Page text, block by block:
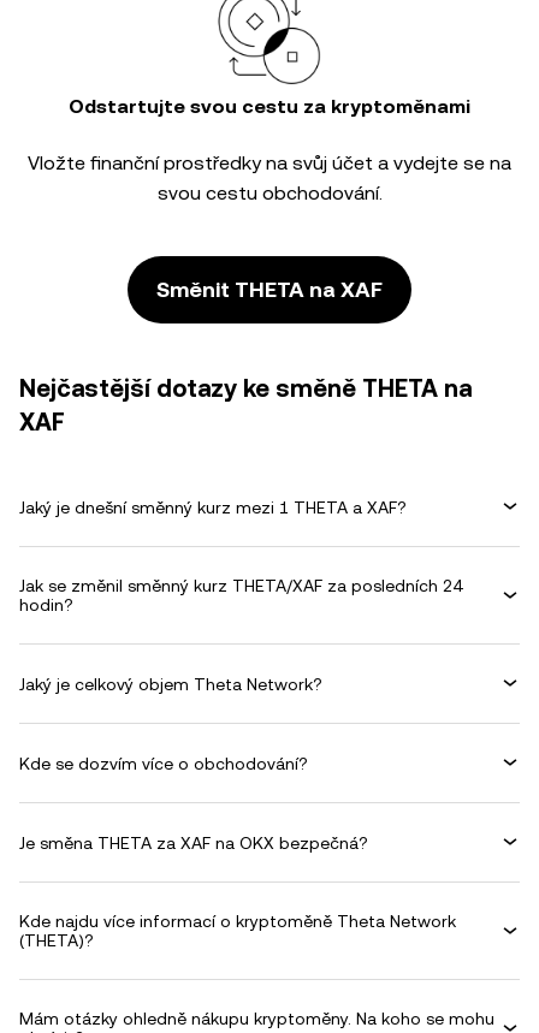
Odstartujte svou cestu za kryptoměnami
Vložte finanční prostředky na svůj účet a vydejte se na
svou cestu obchodování.
Směnit THETA na XAF
Nejčastější dotazy ke směně THETA na
XAF
Jaký je dnešní směnný kurz mezi 1 THETA a XAF?
Jak se změnil směnný kurz THETA/XAF za posledních 24
hodin?
Jaký je celkový objem Theta Network?
Kde se dozvím více o obchodování?
Je směna THETA za XAF na OKX bezpečná?
Kde najdu více informací o kryptoměně Theta Network
(THETA)?
Mám otázky ohledně nákupu kryptoměny. Na koho se mohu